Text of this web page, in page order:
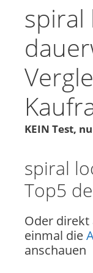
spiral
KEIN Test,
spiral
Top5
Oder direkt
einmal die
anschauen